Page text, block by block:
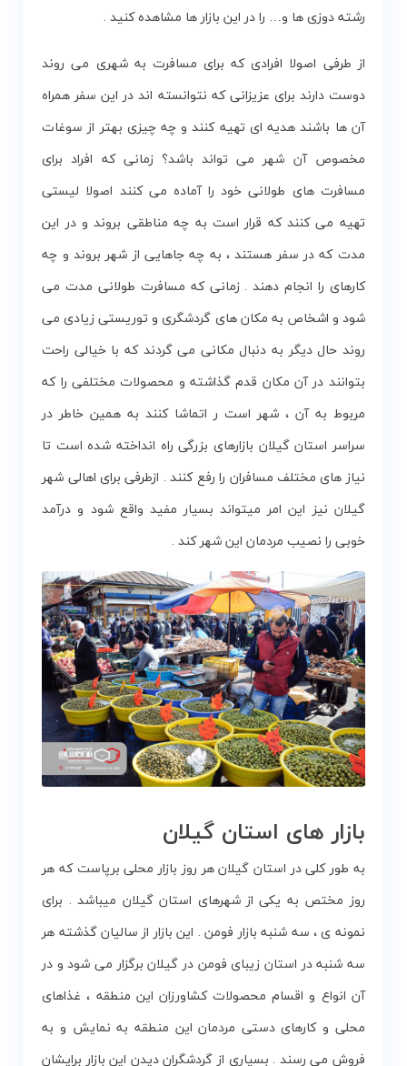
رشته دوزی ها و… را در این بازار ها مشاهده کنید .
از طرفی اصولا افرادی که برای مسافرت به شهری می روند
دوست دارند برای عزیزانی که نتوانسته اند در این سفر همراه
آن ها باشند هدیه ای تهیه کنند و چه چیزی بهتر از سوغات
مخصوص آن شهر می تواند باشد؟ زمانی که افراد برای
مسافرت های طولانی خود را آماده می کنند اصولا لیستی
تهیه می کنند که قرار است به چه مناطقی بروند و در این
مدت که در سفر هستند ، به چه جاهایی از شهر بروند و چه
کارهای را انجام دهند . زمانی که مسافرت طولانی مدت می
شود و اشخاص به مکان های گردشگری و توریستی زیادی می
روند حال دیگر به دنبال مکانی می گردند که با خیالی راحت
بتوانند در آن مکان قدم گذاشته و محصولات مختلفی را که
مربوط به آن ، شهر است ر اتماشا کنند به همین خاطر در
سراسر استان گیلان بازارهای بزرگی راه انداخته شده است تا
نیاز های مختلف مسافران را رفع کنند . ازطرفی برای اهالی شهر
گیلان نیز این امر میتواند بسیار مفید واقع شود و درآمد
خوبی را نصیب مردمان این شهر کند .
بازار های استان گیلان
به طور کلی در استان گیلان هر روز بازار محلی برپاست که هر
روز مختص به یکی از شهرهای استان گیلان میباشد . برای
نمونه ی ، سه شنبه بازار فومن . این بازار از سالیان گذشته هر
سه شنبه در استان زیبای فومن در گیلان برگزار می شود و در
آن انواع و اقسام محصولات کشاورزان این منطقه ، غذاهای
محلی و کارهای دستی مردمان این منطقه به نمایش و به
فروش می رسند . بسیاری از گردشگران دیدن این بازار برایشان